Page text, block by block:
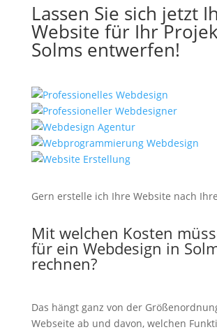
Lassen Sie sich jetzt
Website für Ihr
Solms entwerfen!
Gern erstelle ich Ihre Website nach
Mit welchen Kosten
für ein Webdesign in
rechnen?
Das hängt ganz von der
Webseite ab und davon, welchen